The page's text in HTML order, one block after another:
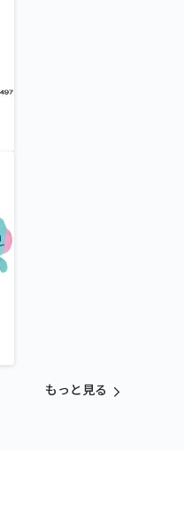
もっと見る